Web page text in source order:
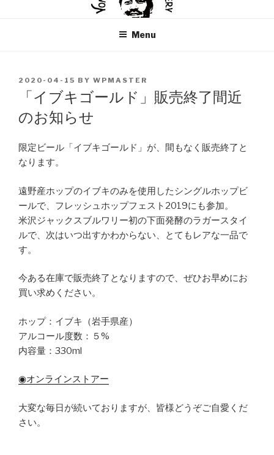
米沢ジャックスブルワリー
YONEZAWA JACKS BREWERY
Menu
POSTED
ON
2020-04-15 BY WPMASTER
「イブキゴールド」販売終了間近
のお知らせ
限定ビール「イブキゴールド」が、間もなく販売終了と
なります。
遠野産ホップのイブキのみを使用したシングルホップビ
ールで、フレッシュホップフェスト2019にも参加。
米沢ジャックスブルワリー初の下面発酵のラガースタイ
ルで、次はいつ出すかわからない、とてもレアな一品で
す。
今ある在庫で販売終了となりますので、ぜひお早めにお
買い求めください。
ホップ：イブキ（岩手県産）
アルコール度数：５%
内容量：330ml
◉オンラインストアー
大変な毎日が続いておりますが、皆様どうぞご自愛くだ
さい。